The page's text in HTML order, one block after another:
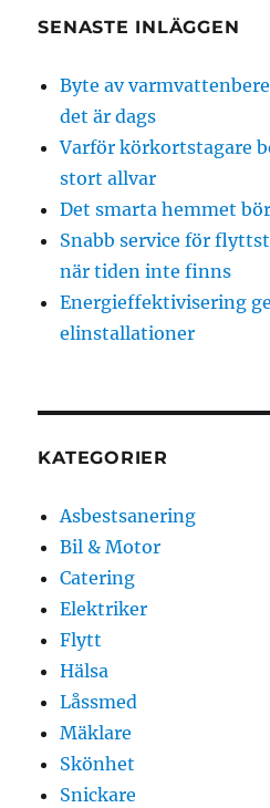
SENASTE INLÄGGEN
Byte av
det är dags
Varför körkortstagare
stort allvar
Det smarta hemmet
Snabb service för
när tiden inte finns
Energieffektivisering
elinstallationer
KATEGORIER
Asbestsanering
Bil & Motor
Catering
Elektriker
Flytt
Hälsa
Låssmed
Mäklare
Skönhet
Snickare